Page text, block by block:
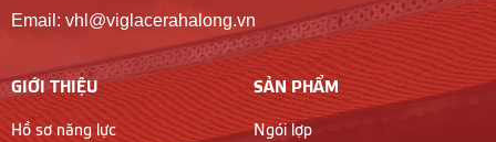
Email: vhl@viglacerahalong.vn
GIỚI THIỆU
Hồ sơ năng lực
SẢN PHẨM
Ngói lợp